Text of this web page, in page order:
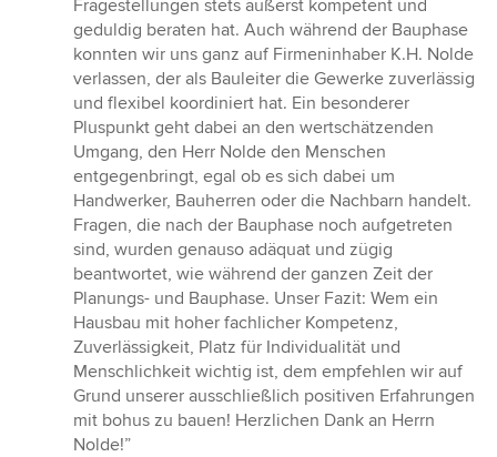
Fragestellungen stets äußerst kompetent und
geduldig beraten hat. Auch während der Bauphase
konnten wir uns ganz auf Firmeninhaber K.H. Nolde
verlassen, der als Bauleiter die Gewerke zuverlässig
und flexibel koordiniert hat. Ein besonderer
Pluspunkt geht dabei an den wertschätzenden
Umgang, den Herr Nolde den Menschen
entgegenbringt, egal ob es sich dabei um
Handwerker, Bauherren oder die Nachbarn handelt.
Fragen, die nach der Bauphase noch aufgetreten
sind, wurden genauso adäquat und zügig
beantwortet, wie während der ganzen Zeit der
Planungs- und Bauphase. Unser Fazit: Wem ein
Hausbau mit hoher fachlicher Kompetenz,
Zuverlässigkeit, Platz für Individualität und
Menschlichkeit wichtig ist, dem empfehlen wir auf
Grund unserer ausschließlich positiven Erfahrungen
mit bohus zu bauen! Herzlichen Dank an Herrn
Nolde!”